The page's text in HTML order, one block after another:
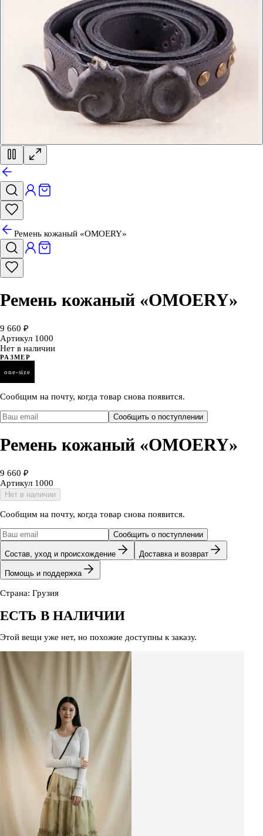
Ремень кожаный «OMOERY»
Ремень кожаный «OMOERY»
9 660 ₽
Артикул 1000
Нет в наличии
РАЗМЕР
one-size
Сообщим на почту, когда товар снова появится.
Сообщить о поступлении
Ремень кожаный «OMOERY»
9 660 ₽
Артикул 1000
Нет в наличии
Сообщим на почту, когда товар снова появится.
Сообщить о поступлении
Состав, уход и происхождение Доставка и возврат
Помощь и поддержка
Страна: Грузия
ЕСТЬ В НАЛИЧИИ
Этой вещи уже нет, но похожие доступны к заказу.